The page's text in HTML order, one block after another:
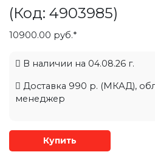
(Код: 4903985)
10900.00 руб.*
В наличии на 04.08.26 г.
Доставка 990 р. (МКАД),
менеджер
Купить